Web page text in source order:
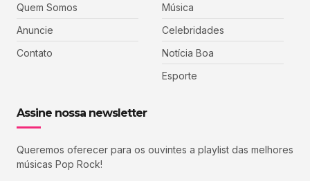
Quem Somos
Anuncie
Contato
Música
Celebridades
Notícia Boa
Esporte
Assine nossa newsletter
Queremos oferecer para os ouvintes a playlist das melhores
músicas Pop Rock!